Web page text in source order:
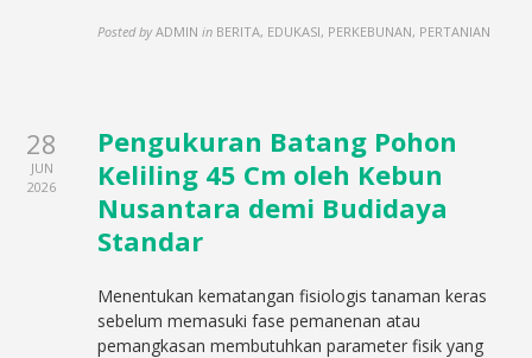
Posted by ADMIN in BERITA, EDUKASI, PERKEBUNAN, PERTANIAN
28
JUN
2026
Pengukuran Batang Pohon
Keliling 45 Cm oleh Kebun
Nusantara demi Budidaya
Standar
Menentukan kematangan fisiologis tanaman keras
sebelum memasuki fase pemanenan atau
pemangkasan membutuhkan parameter fisik yang